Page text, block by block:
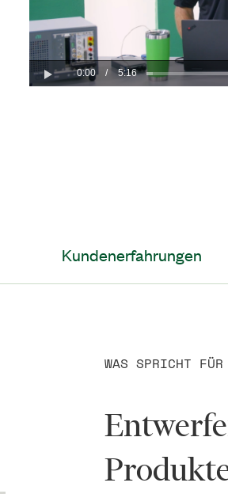
Play
0:00 /
5:16
Kundenerfahrungen
WAS SPRICHT